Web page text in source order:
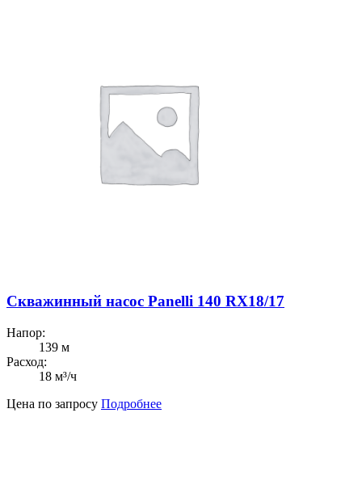
Скважинный насос Panelli 140 RX18/17
Напор:
139 м
Расход:
18 м³/ч
Цена по запросу Подробнее